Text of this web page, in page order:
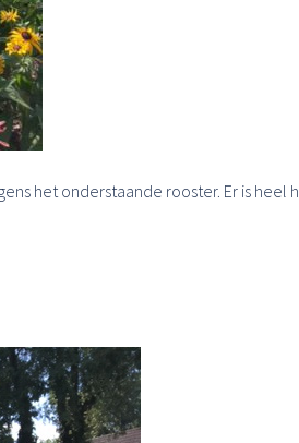
het onderstaande rooster. Er is heel